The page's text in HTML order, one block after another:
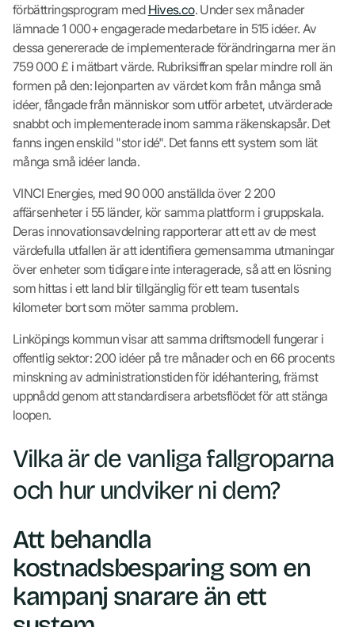
förbättringsprogram med Hives.co. Under sex månader
lämnade 1 000+ engagerade medarbetare in 515 idéer. Av
dessa genererade de implementerade förändringarna mer än
759 000 £ i mätbart värde. Rubriksiffran spelar mindre roll än
formen på den: lejonparten av värdet kom från många små
idéer, fångade från människor som utför arbetet, utvärderade
snabbt och implementerade inom samma räkenskapsår. Det
fanns ingen enskild "stor idé". Det fanns ett system som lät
många små idéer landa.
VINCI Energies, med 90 000 anställda över 2 200
affärsenheter i 55 länder, kör samma plattform i gruppskala.
Deras innovationsavdelning rapporterar att ett av de mest
värdefulla utfallen är att identifiera gemensamma utmaningar
över enheter som tidigare inte interagerade, så att en lösning
som hittas i ett land blir tillgänglig för ett team tusentals
kilometer bort som möter samma problem.
Linköpings kommun visar att samma driftsmodell fungerar i
offentlig sektor: 200 idéer på tre månader och en 66 procents
minskning av administrationstiden för idéhantering, främst
uppnådd genom att standardisera arbetsflödet för att stänga
loopen.
Vilka är de vanliga fallgroparna
och hur undviker ni dem?
Att behandla
kostnadsbesparing som en
kampanj snarare än ett